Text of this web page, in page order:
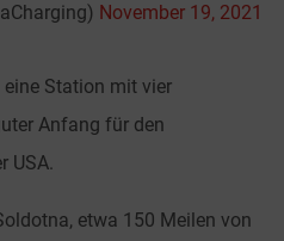
November 19, 2021
Station mit vier
Anfang für den
USA.
etwa 150 Meilen von